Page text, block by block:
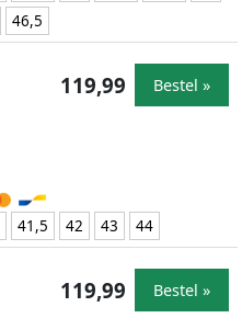
46,5
41,5 42 43 44
119,99 Bestel »
119,99 Bestel »